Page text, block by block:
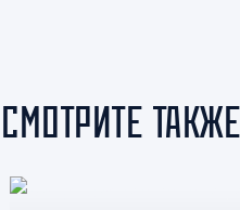
СМОТРИТЕ ТАКЖЕ